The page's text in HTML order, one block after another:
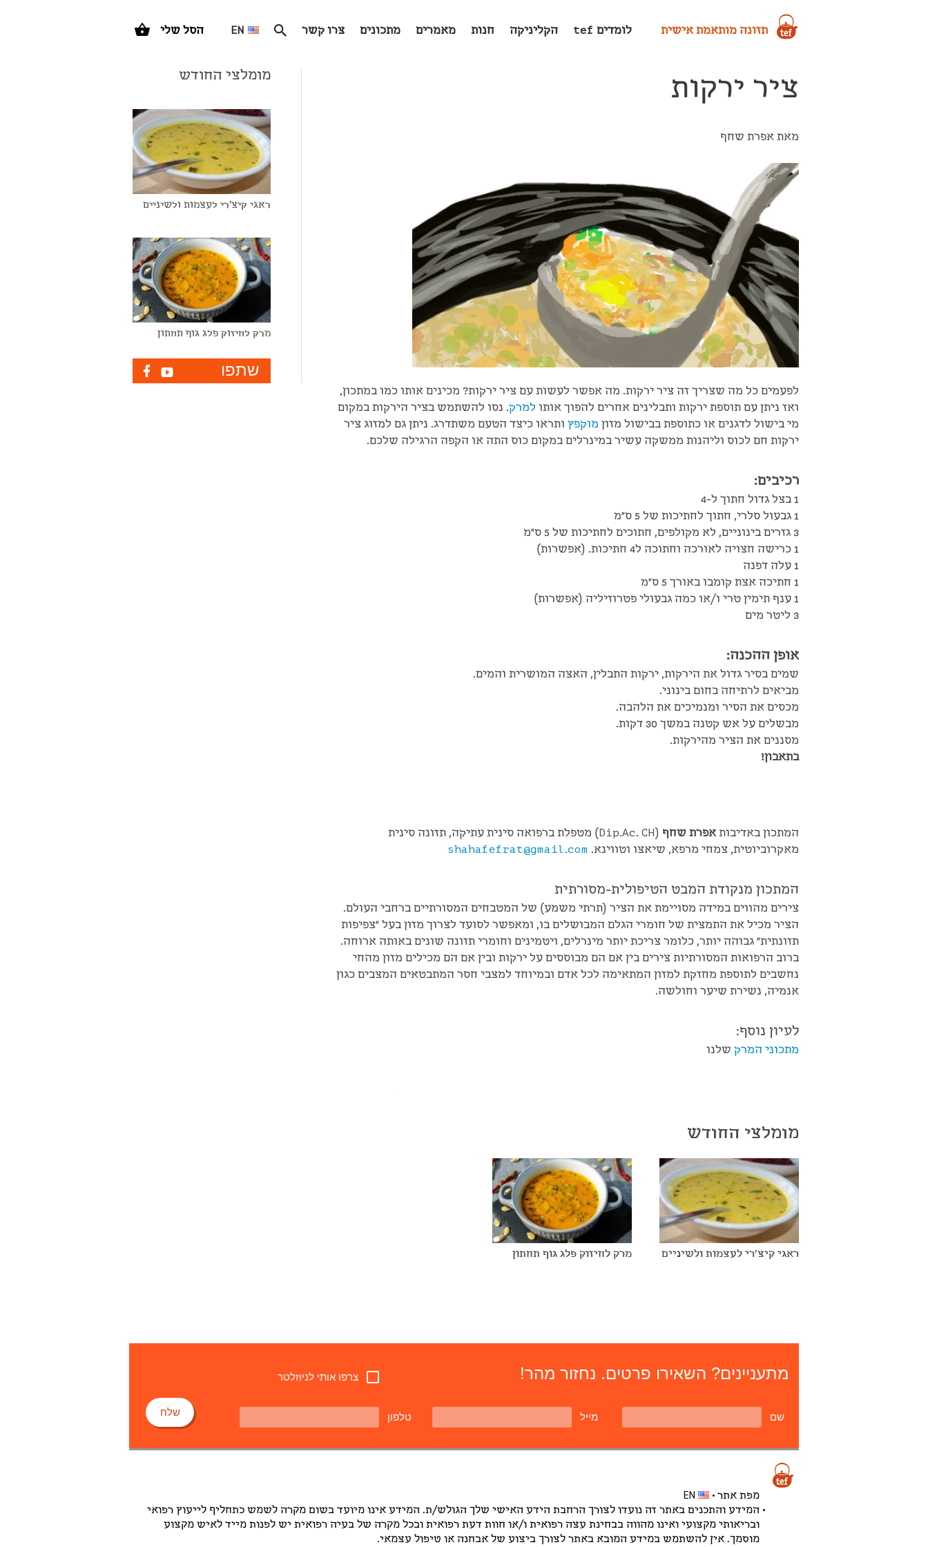
תזונה מותאמת אישית לומדים tef הקליניקה חנות מאמרים מתכונים צרו קשר EN הסל שלי
ציר ירקות
מאת אפרת שחף
לפעמים כל מה שצריך זה ציר ירקות. מה אפשר לעשות עם ציר ירקות? מכינים אותו כמו במתכון,
ואז ניתן עם תוספת ירקות ותבלינים אחרים להפוך אותו למרק. נסו להשתמש בציר הירקות במקום
מי בישול לדגנים או כתוספת בבישול מזון מוקפץ ותראו כיצד הטעם משתדרג. ניתן גם למזוג ציר
ירקות חם לכוס וליהנות ממשקה עשיר במינרלים במקום כוס התה או הקפה הרגילה שלכם.
רכיבים:
1 בצל גדול חתוך ל-4
1 גבעול סלרי, חתוך לחתיכות של 5 ס"מ
3 גזרים בינוניים, לא מקולפים, חתוכים לחתיכות של 5 ס"מ
1 כרישה חצויה לאורכה וחתוכה ל4 חתיכות. (אפשרות)
1 עלה דפנה
1 חתיכה אצת קומבו באורך 5 ס"מ
1 ענף תימין טרי ו/או כמה גבעולי פטרוזיליה (אפשרות)
3 ליטר מים
אופן ההכנה:
שמים בסיר גדול את הירקות, ירקות התבלין, האצה המושרית והמים.
מביאים לרתיחה בחום בינוני.
מכסים את הסיר ומנמיכים את הלהבה.
מבשלים על אש קטנה במשך 30 דקות.
מסננים את הציר מהירקות.
בתאבון!
המתכון באדיבות אפרת שחף (
Dip.Ac. CH) מטפלת ברפואה סינית עתיקה, תזונה סינית
מאקרוביוטית, צמחי מרפא, שיאצו וטווינא. shahafefrat@gmail.com
המתכון מנקודת המבט הטיפולית-מסורתית
צירים מהווים במידה מסויימת את הציר (תרתי משמע) של המטבחים המסורתיים ברחבי העולם.
הציר מכיל את התמצית של חומרי הגלם המבושלים בו, ומאפשר לסועד לצרוך מזון בעל "צפיפות
תזונתית" גבוהה יותר, כלומר צריכת יותר מינרלים, ויטמינים וחומרי תזונה שונים באותה ארוחה.
ברוב הרפואות המסורתיות צירים בין אם הם מבוססים על ירקות ובין אם הם מכילים מזון מהחי
נחשבים לתוספת מחזקת למזון המתאימה לכל אדם ובמיוחד למצבי חסר המתבטאים המצבים כגון
אנמיה, נשירת שיער וחולשה.
לעיון נוסף:
מתכוני המרק שלנו
מומלצי החודש
ראגי קיצ'רי לעצמות ולשיניים מרק לחיזוק פלג גוף תחתון
מומלצי החודש
ראגי קיצ'רי לעצמות ולשיניים
מרק לחיזוק פלג גוף תחתון
שתפו
מתעניינים? השאירו פרטים. נחזור מהר! צרפו אותי לניוזלטר
שם מייל טלפון שלח
מפת אתר
EN
המידע והתכנים באתר זה נועדו לצורך הרחבת הידע האישי שלך הגולש/ת. המידע אינו מיועד בשום מקרה לשמש כתחליף לייעוץ רפואי
ובריאותי מקצועי ואינו מהווה בבחינת עצה רפואית ו/או חוות דעת רפואית ובכל מקרה של בעיה רפואית יש לפנות מייד לאיש מקצוע
מוסמך. אין להשתמש במידע המובא באתר לצורך ביצוע של אבחנה או טיפול עצמאי.